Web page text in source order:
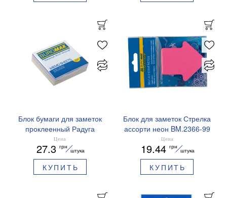
Блок бумаги для заметок
проклеенный Радуга
Buromax BM.2254
Цена
27.3 грн
штука
КУПИТЬ
Блок для заметок Стрелка
ассорти неон BM.2366-99
Buromax
Цена
19.44 грн
штука
КУПИТЬ